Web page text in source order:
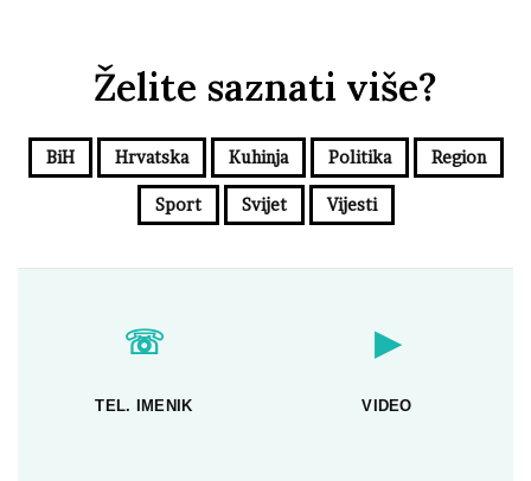
Želite saznati više?
BiH Hrvatska Kuhinja Politika Region
Sport Svijet Vijesti
☏
TEL. IMENIK
▶
VIDEO